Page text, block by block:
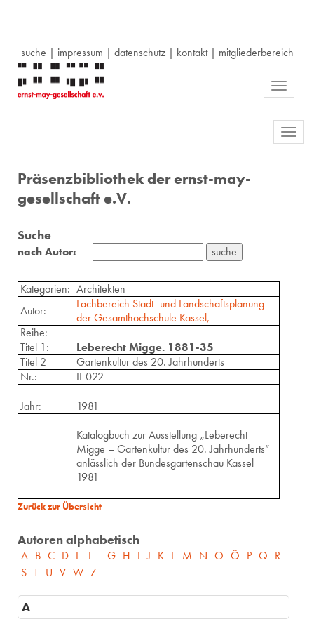
suche | impressum | datenschutz| kontakt| mitgliederbereich
Toggle
Präsenzbibliothek der ernst-may-
gesellschaft e.V.
Suche
nach Autor:
Kategorien: Architekten
Autor:
Fachbereich Stadt- und Landschaftsplanung
der Gesamthochschule Kassel,
Reihe:
Titel 1:
Leberecht Migge. 1881-35
Titel 2
Gartenkultur des 20. Jahrhunderts
Nr.:
II-022
Jahr:
1981
Katalogbuch zur Ausstellung „Leberecht
Migge – Gartenkultur des 20. Jahrhunderts“
anlässlich der Bundesgartenschau Kassel
1981
Zurück zur Übersicht
Autoren alphabetisch
A B C D E F G H I J K L M N O Ö P Q R
S T U V W Z
A